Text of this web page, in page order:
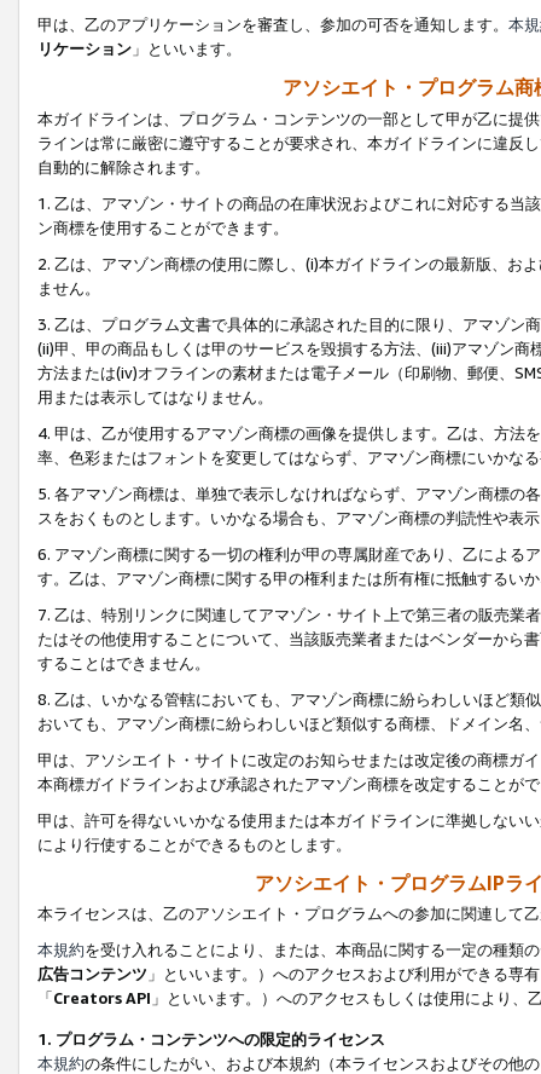
甲は、乙のアプリケーションを審査し、参加の可否を通知します。 本
リケーション 」といいます。
アソシエイト・プログラム
本ガイドラインは、プログラム・コンテンツの一部として甲が乙に提
ラインは常に厳密に遵守することが要求され、本ガイドラインに違反
自動的に解除されます。
1. 乙は、アマゾン・サイトの商品の在庫状況およびこれに対応する
ン商標を使用することができます。
2. 乙は、アマゾン商標の使用に際し、(i)本ガイドラインの最新版、お
ません。
3. 乙は、プログラム文書で具体的に承認された目的に限り、アマゾン
(ii)甲、甲の商品もしくは甲のサービスを毀損する方法、(iii)アマゾン
方法または(iv)オフラインの素材または電子メール（印刷物、郵便、
用または表示してはなりません。
4. 甲は、乙が使用するアマゾン商標の画像を提供します。乙は、方
率、色彩またはフォントを変更してはならず、アマゾン商標にいかな
5. 各アマゾン商標は、単独で表示しなければならず、アマゾン商標
スをおくものとします。いかなる場合も、アマゾン商標の判読性や表
6. アマゾン商標に関する一切の権利が甲の専属財産であり、乙による
す。乙は、アマゾン商標に関する甲の権利または所有権に抵触するい
7. 乙は、特別リンクに関連してアマゾン・サイト上で第三者の販売
たはその他使用することについて、当該販売業者またはベンダーから
することはできません。
8. 乙は、いかなる管轄においても、アマゾン商標に紛らわしいほど類
おいても、アマゾン商標に紛らわしいほど類似する商標、ドメイン名
甲は、アソシエイト・サイトに改定のお知らせまたは改定後の商標ガ
本商標ガイドラインおよび承認されたアマゾン商標を改定することが
甲は、許可を得ないいかなる使用または本ガイドラインに準拠しない
により行使することができるものとします。
アソシエイト・プログラムIPラ
本ライセンスは、乙のアソシエイト・プログラムへの参加に関連して
本規約を受け入れることにより、または、本商品に関する一定の種類
広告コンテンツ 」といいます。）へのアクセスおよび利用ができる専
「Creators API 」といいます。）へのアクセスもしくは使用により
1. プログラム・コンテンツへの限定的ライセンス
本規約の条件にしたがい、および本規約（本ライセンスおよびその他